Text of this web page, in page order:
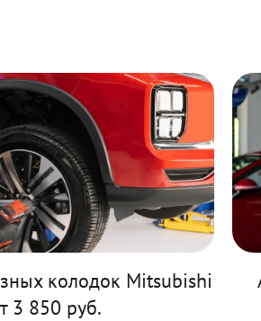
колодок Mitsubishi
3 850 руб.